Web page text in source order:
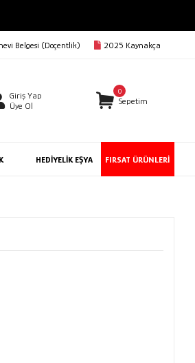
Belgesi (Doçentlik) 2025 Kaynakça
Giriş Yap
Üye Ol
0
Sepetim
HEDİYELİK EŞYA FIRSAT ÜRÜNLERİ